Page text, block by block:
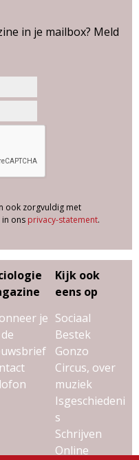
in je mailbox? Meld
ook zorgvuldig met
in ons privacy-statement.
je
Kijk ook
eens op
Sociaal
Bestek
Gonzo
Circus, over
muziek
Isgeschiedeni
s
Schrijven
Online